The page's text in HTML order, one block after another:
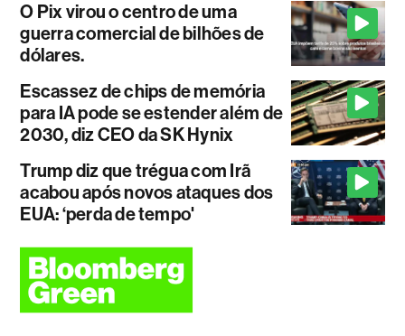
O Pix virou o centro de uma
guerra comercial de bilhões de
dólares.
Escassez de chips de memória
para IA pode se estender além de
2030, diz CEO da SK Hynix
Trump diz que trégua com Irã
acabou após novos ataques dos
EUA: ‘perda de tempo'